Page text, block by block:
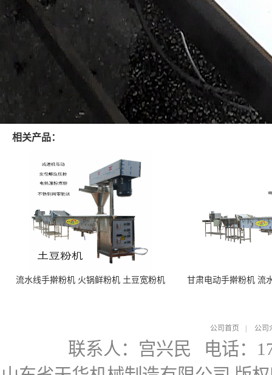
相关产品：
流水线手擀粉机 火锅鲜粉机 土豆宽粉机 甘肃电动手擀粉机 流
公司首页 公司
联系人：宫兴民 电话：